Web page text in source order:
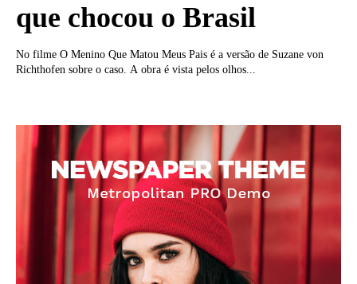
que chocou o Brasil
No filme O Menino Que Matou Meus Pais é a versão de Suzane von
Richthofen sobre o caso. A obra é vista pelos olhos...